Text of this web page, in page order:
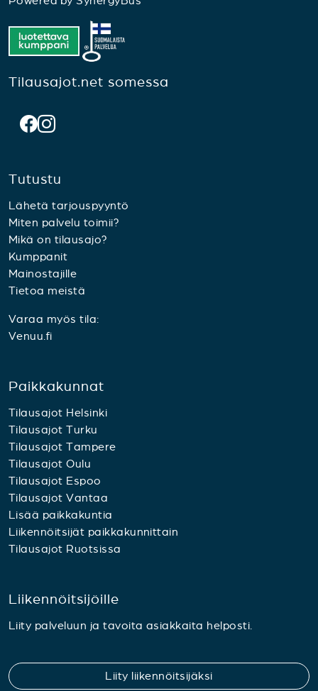
Tilausajot.net somessa
Tutustu
Lähetä tarjouspyyntö
Miten palvelu toimii?
Mikä on tilausajo?
Kumppanit
Mainostajille
Tietoa meistä
Varaa myös tila:
Venuu.fi
Paikkakunnat
Tilausajot Helsinki
Tilausajot Turku
Tilausajot Tampere
Tilausajot Oulu
Tilausajot Espoo
Tilausajot Vantaa
Lisää paikkakuntia
Liikennöitsijät paikkakunnittain
Tilausajot Ruotsissa
Liikennöitsijöille
Liity palveluun ja tavoita asiakkaita helposti.
Liity liikennöitsijäksi